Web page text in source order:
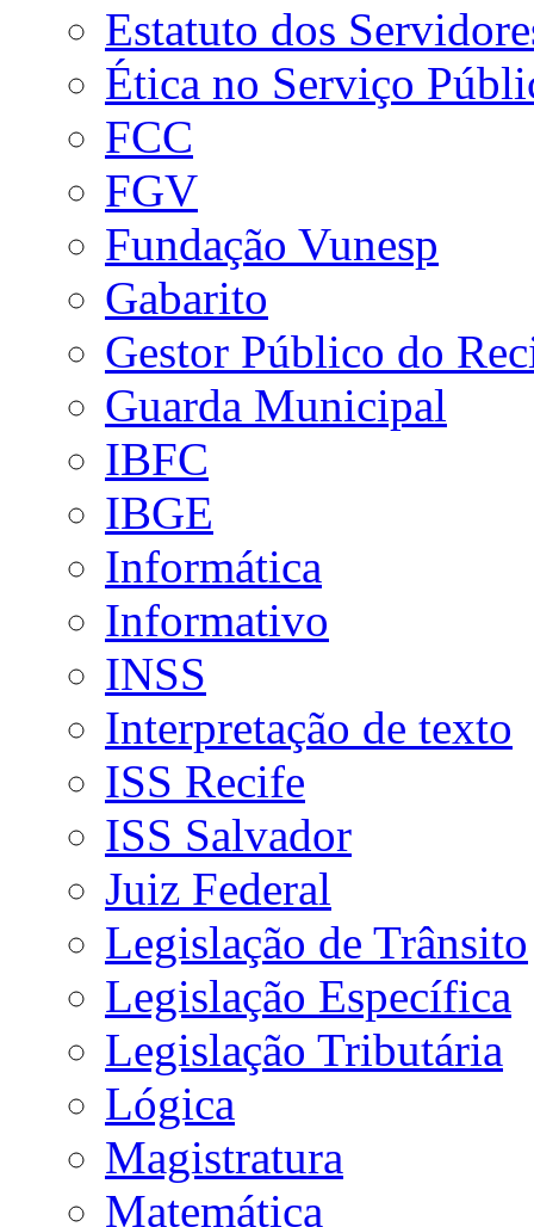
Estatuto dos
Ética no Serviço
FCC
FGV
Fundação Vunesp
Gabarito
Gestor Público do
Guarda Municipal
IBFC
IBGE
Informática
Informativo
INSS
Interpretação de texto
ISS Recife
ISS Salvador
Juiz Federal
Legislação de Trânsito
Legislação Específica
Legislação Tributária
Lógica
Magistratura
Matemática